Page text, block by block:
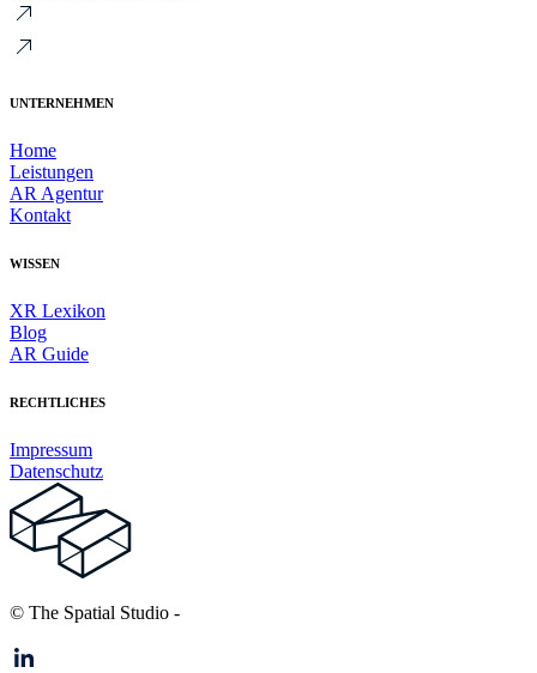
UNTERNEHMEN
Home
Leistungen
AR Agentur
Kontakt
WISSEN
XR Lexikon
Blog
AR Guide
RECHTLICHES
Impressum
Datenschutz
© The Spatial Studio -